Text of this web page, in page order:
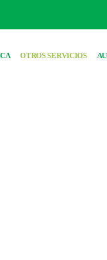
OTROS SERVICIOS